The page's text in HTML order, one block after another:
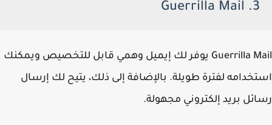
3. Guerrilla Mail
Guerrilla Mail يوفر لك إيميل وهمي قابل للتخصيص ويمكنك
استخدامه لفترة طويلة. بالإضافة إلى ذلك، يتيح لك إرسال
رسائل بريد إلكتروني مجهولة.